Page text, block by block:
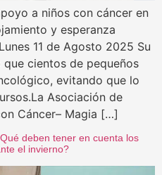
a niños con cáncer en
y esperanza
11 de Agosto 2025 Su
cientos de pequeños
evitando que lo
Asociación de
Cáncer– Magia […]
deben tener en cuenta los
el invierno?